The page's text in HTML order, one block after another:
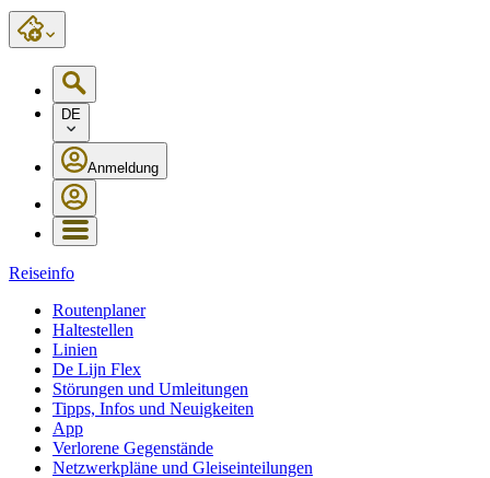
DE
Anmeldung
Reiseinfo
Routenplaner
Haltestellen
Linien
De Lijn Flex
Störungen und Umleitungen
Tipps, Infos und Neuigkeiten
App
Verlorene Gegenstände
Netzwerkpläne und Gleiseinteilungen